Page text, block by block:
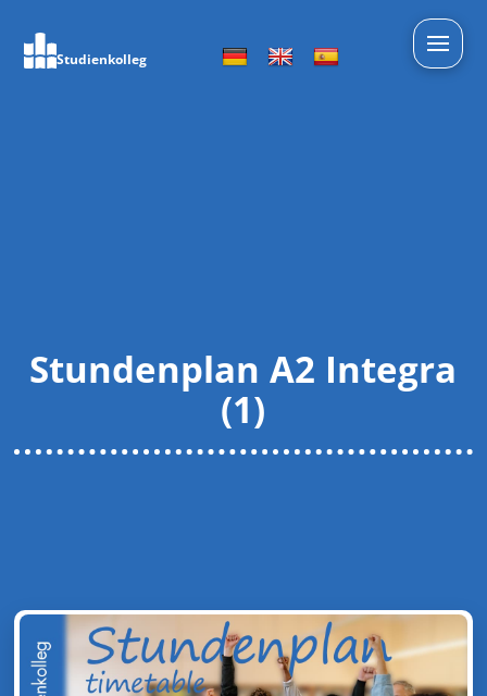
Studienkolleg
Stundenplan A2 Integra
(1)